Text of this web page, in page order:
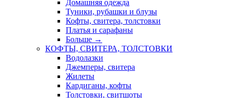
Домашняя одежда
Туники, рубашки и блузы
Кофты, свитера, толстовки
Платья и сарафаны
Больше →
КОФТЫ, СВИТЕРА, ТОЛСТОВКИ
Водолазки
Джемперы, свитера
Жилеты
Кардиганы, кофты
Толстовки, свитшоты